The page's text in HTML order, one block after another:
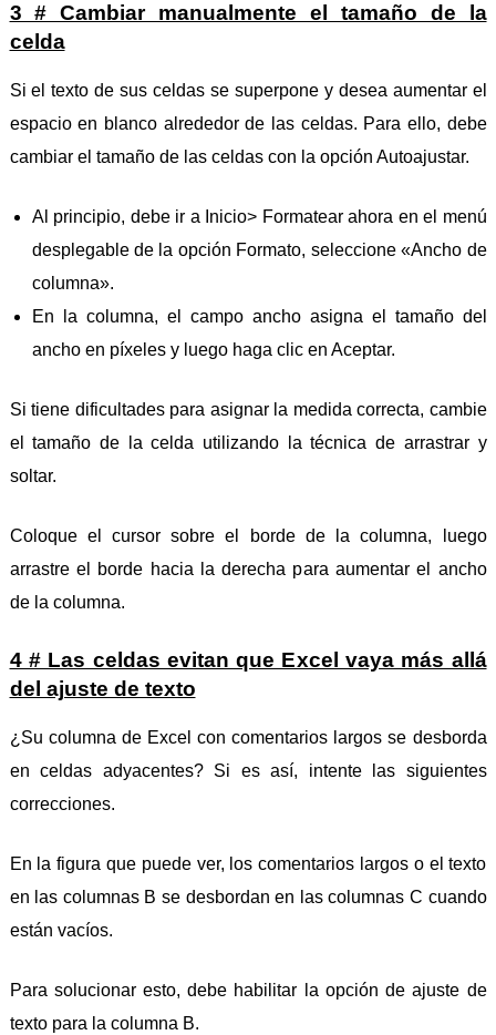
3 # Cambiar manualmente el tamaño de la
celda
Si el texto de sus celdas se superpone y desea aumentar el
espacio en blanco alrededor de las celdas. Para ello, debe
cambiar el tamaño de las celdas con la opción Autoajustar.
Al principio, debe ir a Inicio> Formatear ahora en el menú
desplegable de la opción Formato, seleccione «Ancho de
columna».
En la columna, el campo ancho asigna el tamaño del
ancho en píxeles y luego haga clic en Aceptar.
Si tiene dificultades para asignar la medida correcta, cambie
el tamaño de la celda utilizando la técnica de arrastrar y
soltar.
Coloque el cursor sobre el borde de la columna, luego
arrastre el borde hacia la derecha para aumentar el ancho
de la columna.
4 # Las celdas evitan que Excel vaya más allá
del ajuste de texto
¿Su columna de Excel con comentarios largos se desborda
en celdas adyacentes? Si es así, intente las siguientes
correcciones.
En la figura que puede ver, los comentarios largos o el texto
en las columnas B se desbordan en las columnas C cuando
están vacíos.
Para solucionar esto, debe habilitar la opción de ajuste de
texto para la columna B.